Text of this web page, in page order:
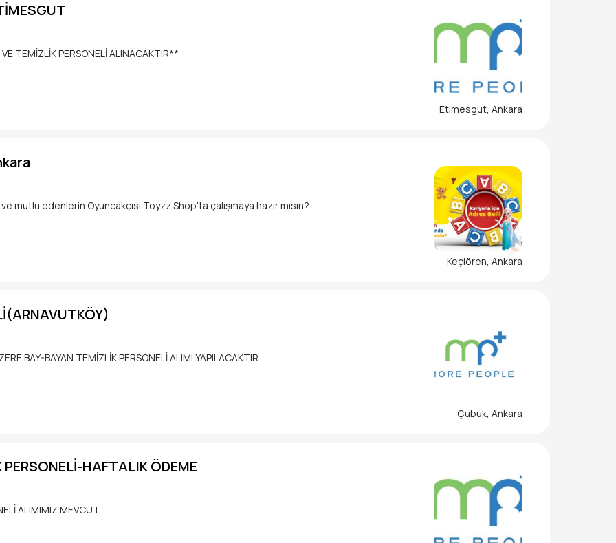
Etimesgut, Ankara
TEMİZLİK PERSONELİ ALINACAKTIR**
Yolu Blv.
Keçiören, Ankara
edenlerin Oyuncakçısı Toyzz Shop'ta çalışmaya hazır mısın?
dahil olup;
bekliyoruz.
Çubuk, Ankara
BAY-BAYAN TEMİZLİK PERSONELİ ALIMI YAPILACAKTIR.
HAFTALIK ÖDEME
ALIMIMIZ MEVCUT